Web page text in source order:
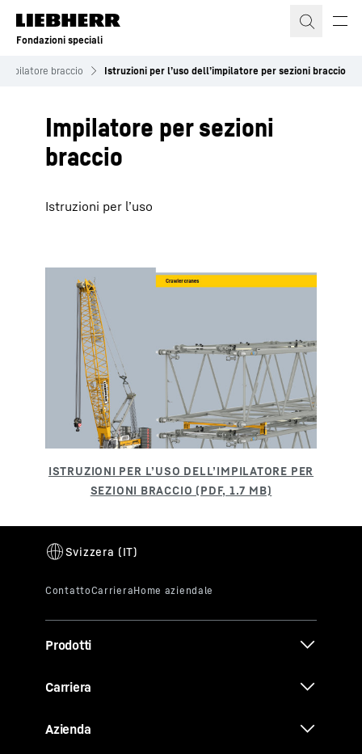
Fondazioni speciali
impilatore braccio Istruzioni per l’uso dell’impilatore per sezioni braccio
Impilatore per sezioni
braccio
Istruzioni per l’uso
Prodotti
Carriera
Azienda